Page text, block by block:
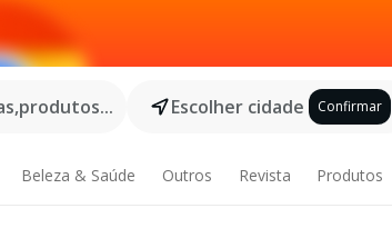
Escolher cidade Confirmar
Beleza & Saúde Outros Revista Produtos